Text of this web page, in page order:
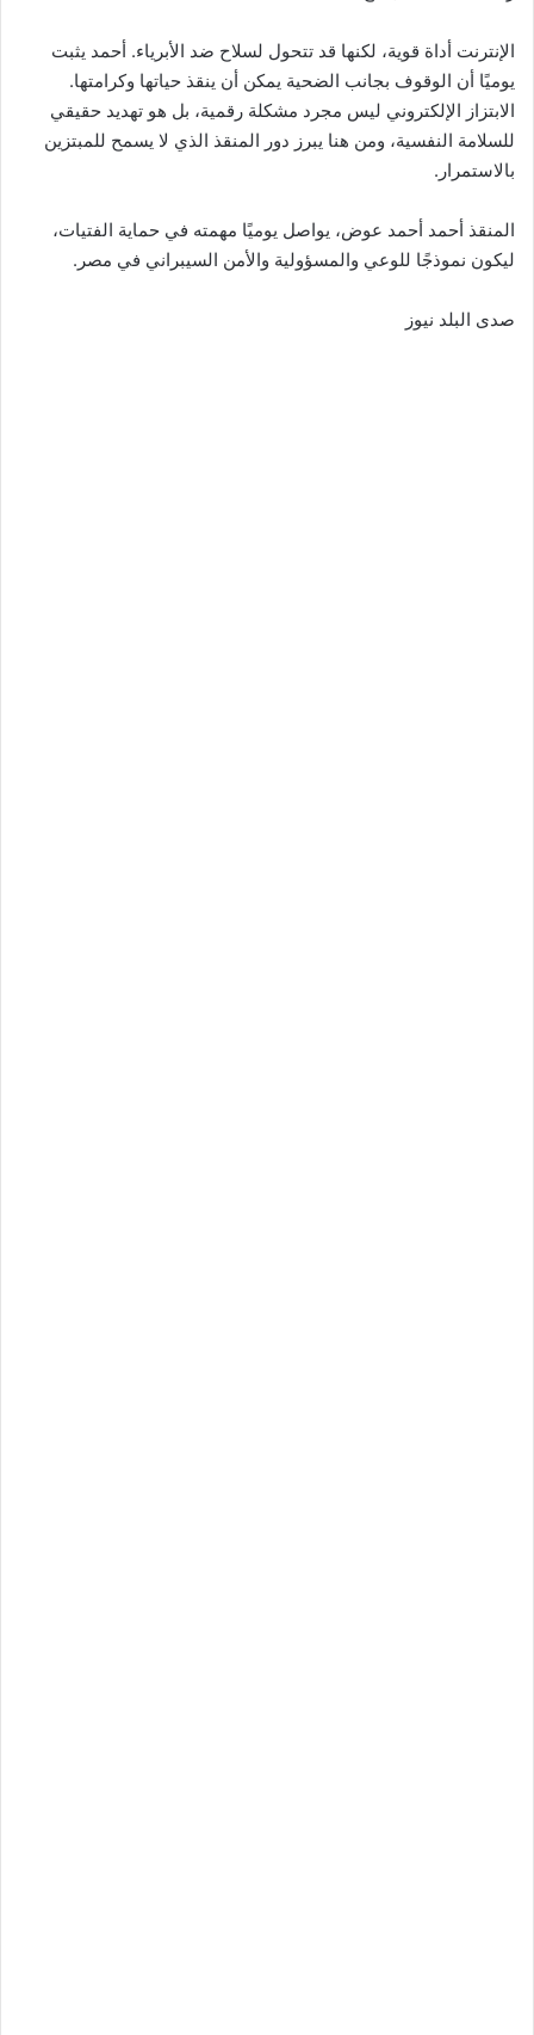
الإنترنت أداة قوية، لكنها قد تتحول لسلاح ضد الأبرياء. أحمد يثبت
يوميًا أن الوقوف بجانب الضحية يمكن أن ينقذ حياتها وكرامتها.
الابتزاز الإلكتروني ليس مجرد مشكلة رقمية، بل هو تهديد حقيقي
للسلامة النفسية، ومن هنا يبرز دور المنقذ الذي لا يسمح للمبتزين
بالاستمرار.
المنقذ أحمد أحمد عوض، يواصل يوميًا مهمته في حماية الفتيات،
ليكون نموذجًا للوعي والمسؤولية والأمن السيبراني في مصر.
صدى البلد نيوز